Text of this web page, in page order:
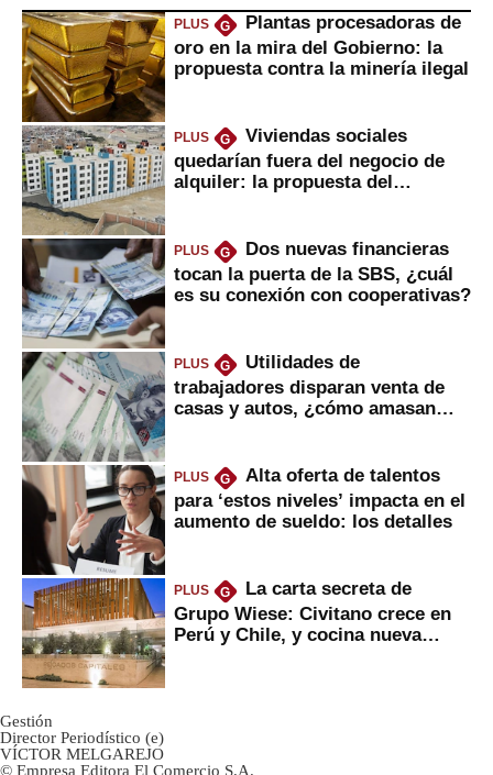
PLUS G
Plantas procesadoras de
oro en la mira del Gobierno: la
propuesta contra la minería ilegal
PLUS G
Viviendas sociales
quedarían fuera del negocio de
alquiler: la propuesta del
PLUS G
Dos nuevas financieras
tocan la puerta de la SBS, ¿cuál
es su conexión con cooperativas?
PLUS G
Utilidades de
trabajadores disparan venta de
casas y autos, ¿cómo amasan
PLUS G
Alta oferta de talentos
para ‘estos niveles’ impacta en el
aumento de sueldo: los detalles
PLUS G
La carta secreta de
Grupo Wiese: Civitano crece en
Perú y Chile, y cocina nueva
Gestión
Director Periodístico (e)
VÍCTOR MELGAREJO
© Empresa Editora El Comercio S.A.